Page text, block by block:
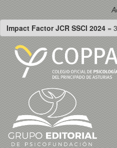
Impact Factor JCR SSCI 2024 =